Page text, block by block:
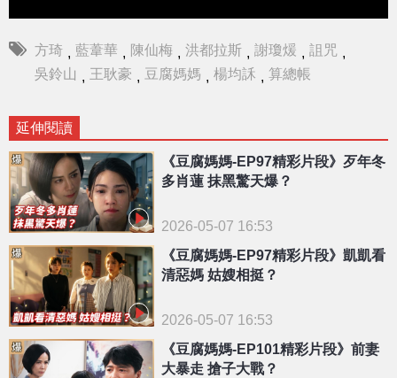
方琦 藍葦華 陳仙梅 洪都拉斯 謝瓊煖 詛咒
吳鈴山
王耿豪 豆腐媽媽 楊均訸 算總帳
延伸閱讀
《豆腐媽媽-EP97精彩片段》歹年冬
多肖蓮 抹黑驚天爆？
2026-05-07 16:53
《豆腐媽媽-EP97精彩片段》凱凱看
清惡媽 姑嫂相挺？
2026-05-07 16:53
《豆腐媽媽-EP101精彩片段》前妻
大暴走 搶子大戰？